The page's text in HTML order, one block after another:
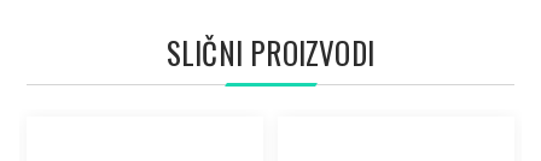
SLIČNI PROIZVODI